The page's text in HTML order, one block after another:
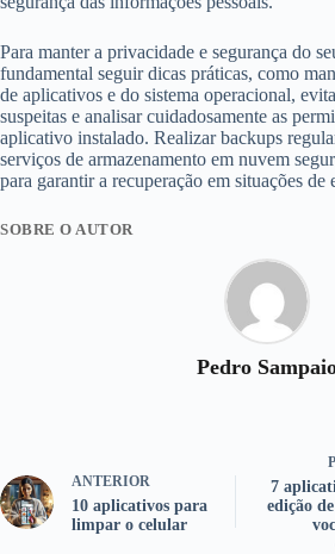
Para manter a privacidade e segurança do
fundamental seguir dicas práticas, como
de aplicativos e do sistema operacional,
suspeitas e analisar cuidadosamente as
aplicativo instalado. Realizar backups
serviços de armazenamento em nuvem
para garantir a recuperação em situações de
SOBRE O AUTOR
Pedro
ANTERIOR
10 aplicativos para
limpar o celular
7
edição